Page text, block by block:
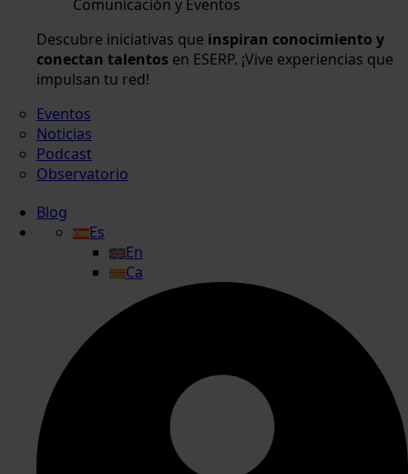
Comunicación y Eventos
Descubre iniciativas que inspiran conocimiento y
conectan talentos en ESERP. ¡Vive experiencias que
impulsan tu red!
Eventos
Noticias
Podcast
Observatorio
Blog
Es
En
Ca